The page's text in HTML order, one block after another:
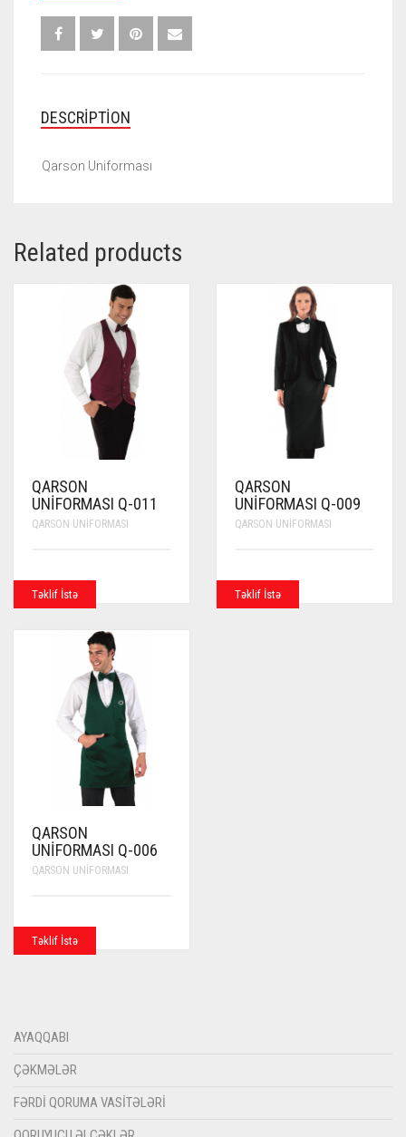
DESCRIPTION
Qarson Uniforması
Related products
QARSON
UNIFORMASI Q-011
QARSON UNIFORMASI
Təklif İstə
QARSON
UNIFORMASI Q-009
QARSON UNIFORMASI
Təklif İstə
QARSON
UNIFORMASI Q-006
QARSON UNIFORMASI
Təklif İstə
AYAQQABI
ÇƏKMƏLƏR
FƏRDI QORUMA VASITƏLƏRI